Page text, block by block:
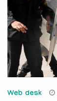
Web desk